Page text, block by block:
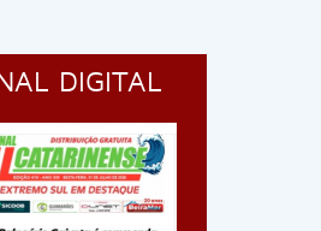
DIGITAL